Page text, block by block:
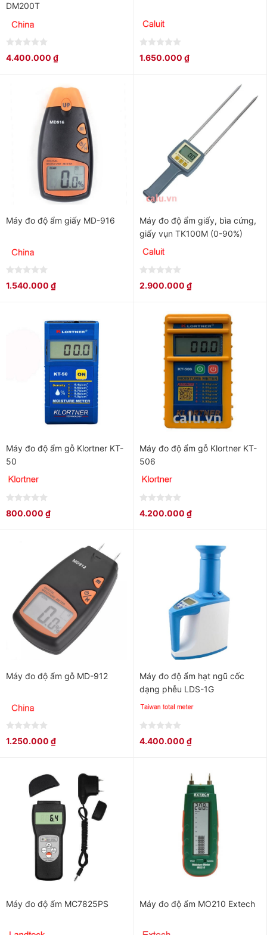
DM200T
0
out
4.400.000 ₫
0
out
1.650.000 ₫
Máy đo độ ẩm giấy MD-916
0
out
1.540.000 ₫
Máy đo độ ẩm giấy, bìa cứng,
giấy vụn TK100M (0-90%)
0
out
2.900.000 ₫
Máy đo độ ẩm gỗ Klortner KT-
50
0
out
800.000 ₫
Máy đo độ ẩm gỗ Klortner KT-
506
0
out
4.200.000 ₫
Máy đo độ ẩm gỗ MD-912
0
out
1.250.000 ₫
Máy đo độ ẩm hạt ngũ cốc
dạng phễu LDS-1G
0
out
4.400.000 ₫
Máy đo độ ẩm MC7825PS Máy đo độ ẩm MO210 Extech